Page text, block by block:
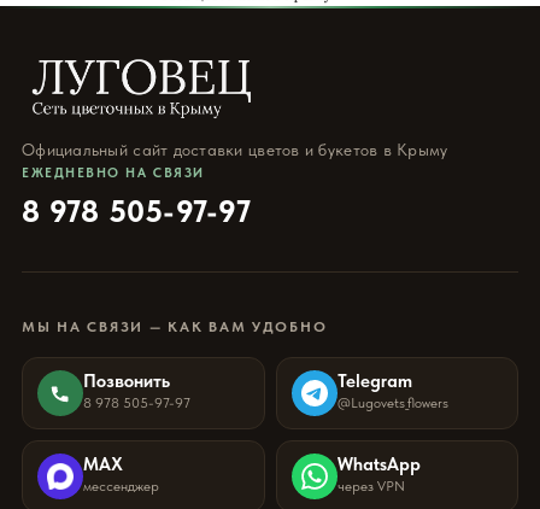
Официальный сайт доставки цветов и букетов в Крыму
ЕЖЕДНЕВНО НА СВЯЗИ
8 978 505-97-97
МЫ НА СВЯЗИ — КАК ВАМ УДОБНО
Позвонить
8 978 505-97-97
Telegram
@Lugovets_flowers
MAX
мессенджер
WhatsApp
через VPN